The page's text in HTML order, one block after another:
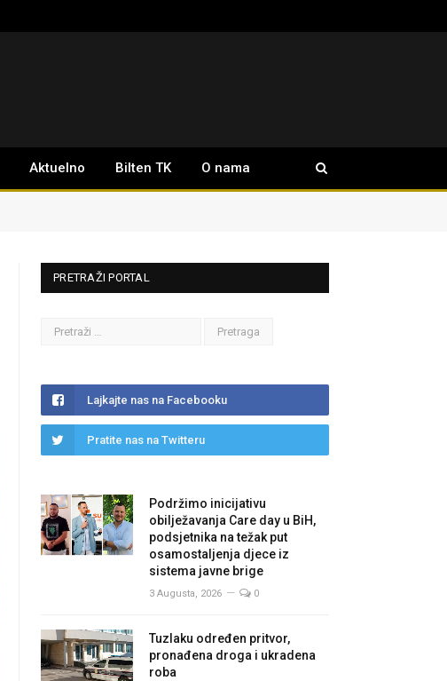
Aktuelno Bilten TK O nama
PRETRAŽI PORTAL
Lajkajte nas na Facebooku
Pratite nas na Twitteru
Podržimo inicijativu
obilježavanja Care day u BiH,
podsjetnika na težak put
osamostaljenja djece iz
sistema javne brige
3 Augusta, 2026 0
Tuzlaku određen pritvor,
pronađena droga i ukradena
roba